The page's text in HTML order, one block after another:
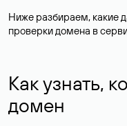
Ниже разбираем, какие
проверки домена в
Как узнать,
домен